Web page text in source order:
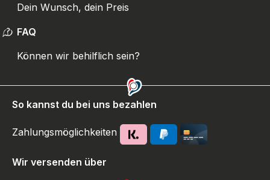
Dein Wunsch, dein Preis
FAQ
Können wir behilflich sein?
So kannst du bei uns bezahlen
Zahlungsmöglichkeiten
Wir versenden über